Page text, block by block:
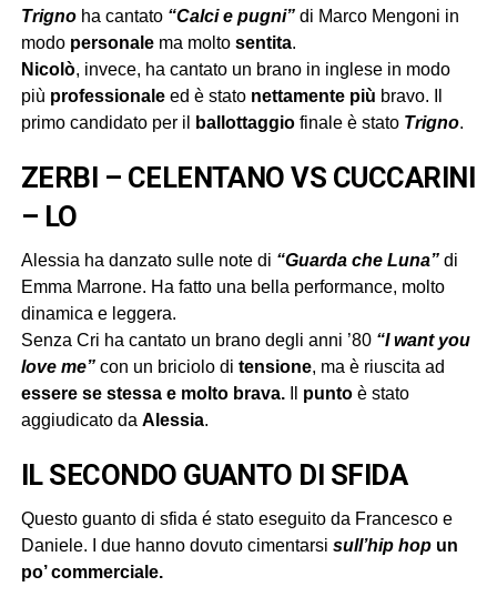
Trigno ha cantato “Calci e pugni” di Marco Mengoni in
modo personalema molto sentita.
Nicolò, invece, ha cantato un brano in inglese in modo
più professionaleed è stato nettamente più bravo. Il
primo candidato per il
ballottaggiofinale è stato Trigno.
ZERBI – CELENTANO VS CUCCARINI
– LO
Alessia ha danzato sulle note di “Guarda che Luna”di
Emma Marrone. Ha fatto una bella performance, molto
dinamica e leggera.
Senza Cri ha cantato un brano degli anni ’80 “I want you
love me” con un briciolo di tensione, ma è riuscita ad
essere se stessa e molto brava.Il puntoè stato
aggiudicato da Alessia.
IL SECONDO GUANTO DI SFIDA
Questo guanto di sfida é stato eseguito da Francesco e
Daniele. I due hanno dovuto cimentarsi sull’hip hopun
po’ commerciale.